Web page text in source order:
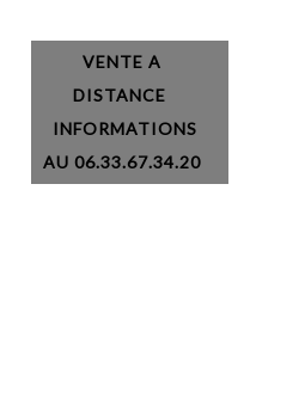
VENTE A
DISTANCE
INFORMATIONS
AU 06.33.67.34.20